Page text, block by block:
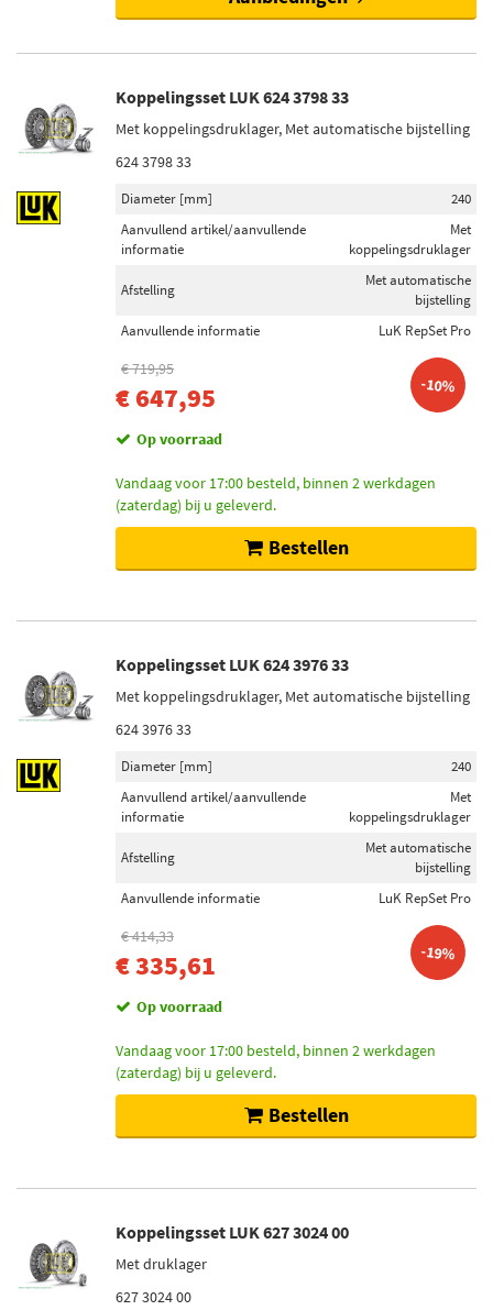
Koppelingsset LUK 624 3798 33
Met koppelingsdruklager, Met automatische bijstelling
624 3798 33
Diameter [mm]
240
Aanvullend artikel/aanvullende
informatie
Met
koppelingsdruklager
Afstelling
Met automatische
bijstelling
Aanvullende informatie
LuK RepSet Pro
€ 719,95
€ 647,95 -10%
Op voorraad
Vandaag voor 17:00 besteld, binnen 2 werkdagen
(zaterdag) bij u geleverd.
Bestellen
Koppelingsset LUK 624 3976 33
Met koppelingsdruklager, Met automatische bijstelling
624 3976 33
Diameter [mm]
240
Aanvullend artikel/aanvullende
informatie
Met
koppelingsdruklager
Afstelling
Met automatische
bijstelling
Aanvullende informatie
LuK RepSet Pro
€ 414,33
€ 335,61 -19%
Op voorraad
Vandaag voor 17:00 besteld, binnen 2 werkdagen
(zaterdag) bij u geleverd.
Bestellen
Koppelingsset LUK 627 3024 00
Met druklager
627 3024 00